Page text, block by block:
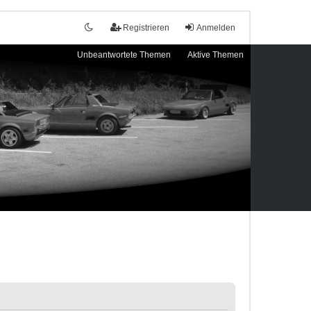
Anmelden
Registrieren
Unbeantwortete Themen Aktive Themen